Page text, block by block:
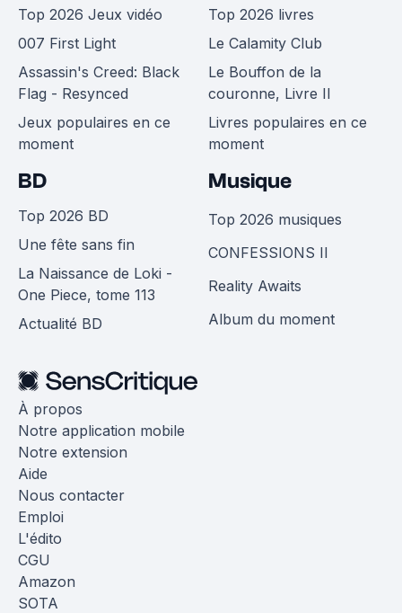
Top 2026 Jeux vidéo
007 First Light
Assassin's Creed: Black
Flag - Resynced
Jeux populaires en ce
moment
Top 2026 livres
Le Calamity Club
Le Bouffon de la
couronne, Livre II
Livres populaires en ce
moment
BD
Top 2026 BD
Une fête sans fin
La Naissance de Loki -
One Piece, tome 113
Actualité BD
Musique
Top 2026 musiques
CONFESSIONS II
Reality Awaits
Album du moment
À propos
Notre application mobile
Notre extension
Aide
Nous contacter
Emploi
L'édito
CGU
Amazon
SOTA